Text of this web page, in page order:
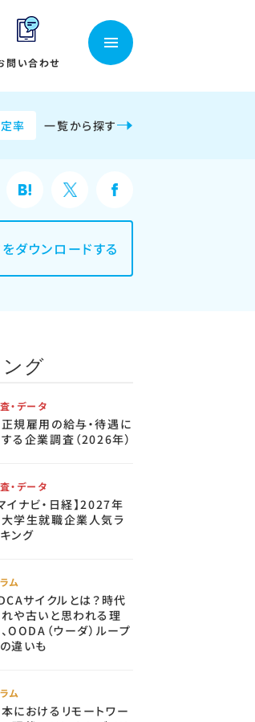
問い合わせ
率 一覧から探す
ダウンロードする
グ
・データ
規雇用の給与・待遇に
る企業調査（2026年）
・データ
イナビ・日経】2027年
学生就職企業人気ラ
ング
ム
サイクルとは？時代
や古いと思われる理
OODA（ウーダ）ループ
違いも
ム
におけるリモートワー